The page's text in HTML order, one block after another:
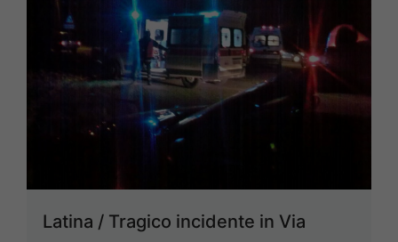
Latina / Tragico incidente in Via